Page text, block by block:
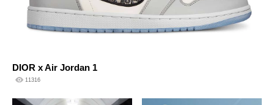
DIOR x Air Jordan 1
11316